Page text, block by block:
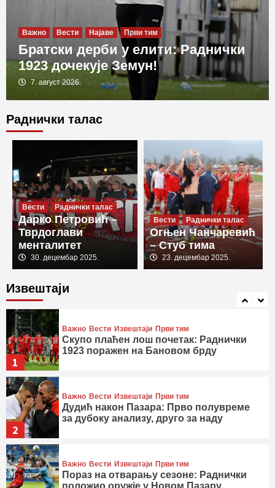
Важно Вести Најаве Први тим
Братски дерби у елити: Раднички
1923 дочекује Земун!
7. август 2026.
Раднички талас
Вести Раднички талас
Дарко Петровић –
Тврдоглави
менталитет
30. децембар 2025.
Вести Раднички талас
Огњен Чанчаревић
– Стуб тима
23. децембар 2025.
Извештаји
Важно Вести
положио оружје у Новом Пазару
4
Важно Вести Извештаји Први тим
Припремне утакмице
Млади Јелић срушио „трактористе“ у
генералној проби
5
Важно Вести Извештаји Први тим
Радничког у другом тест мечу
1
Важно Вести Извештаји Први тим
Скупо плаћен лош почетак: Раднички
1923 поражен на Бановом брду
2
Важно Вести Извештаји Први тим
Дудић након Пазара: Прво полувреме
за дубоку анализу, друго за наду
Важно Вести Извештаји Први тим
Пораз на отварању сезоне: Раднички
положио оружје у Новом Пазару